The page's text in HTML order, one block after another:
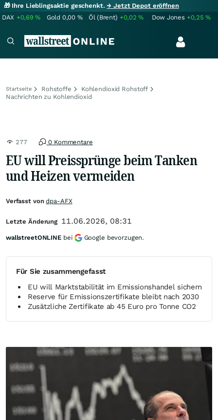
🎁 Ihre Lieblingsaktie geschenkt.→ Jetzt Depot eröffnen
DAX +0,69% Gold 0,00 % Öl (Brent) +0,02% Dow Jones +0,25%
Startseite Rohstoffe
Kohlendioxid Rohstoff
Nachrichten zu Kohlendioxid
277 0 Kommentare
EU will Preissprünge beim Tanken
und Heizen vermeiden
Für Sie zusammengefasst
EU will Marktstabilität im Emissionshandel sichern
Reserve für Emissionszertifikate bleibt nach 2030
Zusätzliche Zertifikate ab 45 Euro pro Tonne CO2
Verfasst vondpa-AFX
Letzte Änderung 11.06.2026, 08:31
wallstreetONLINE bei Google bevorzugen.